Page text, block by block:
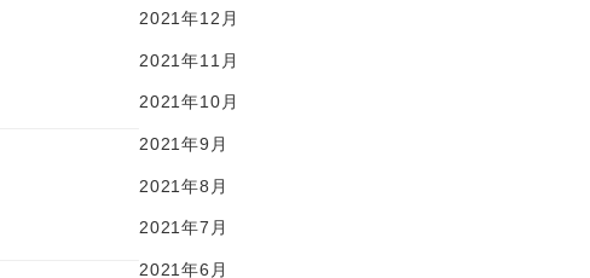
2021年12月
2021年11月
2021年10月
2021年9月
2021年8月
2021年7月
2021年6月